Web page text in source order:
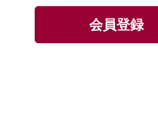
会員登録